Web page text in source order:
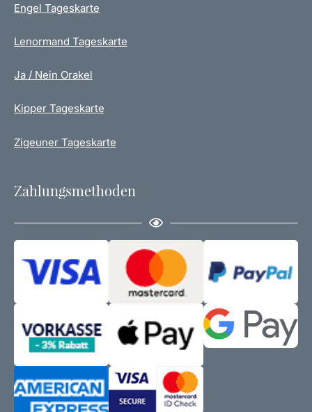
Engel Tageskarte
Lenormand Tageskarte
Ja / Nein Orakel
Kipper Tageskarte
Zigeuner Tageskarte
Zahlungsmethoden